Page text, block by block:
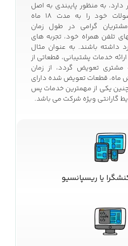
دارد، به منظور پایبندی به اصل
مشتری مداری، محصولات خود را به مدت 18 ماه
مشتریان گرامی در طول زمان
تلفن همراه خود، تجربه ه­ای
داشته باشند. به عنوان مثال
خدمات پشتیبانی، قطعاتی از
مشتری تعویض گردد، از زمان
قطعات تعویض شده دارای
یکی از مهمترین خدمات پس
گارانتی ویژه شرکت می­ باشد.
یا ریسپانسیو